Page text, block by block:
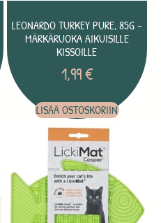
LEONARDO TURKEY PURE, 85G –
MÄRKÄRUOKA AIKUISILLE
KISSOILLE
1,99€
LISÄÄ OSTOSKORIIN